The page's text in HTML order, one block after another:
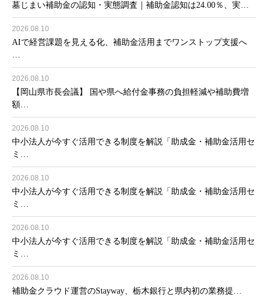
墓じまい補助金の認知・実態調査｜補助金認知は24.00％、実…
2026.08.10
AIで経営課題を見える化、補助金活用までワンストップ支援へ
…
2026.08.10
【岡山県市長会議】 国や県へ給付金事務の負担軽減や補助費増
額…
2026.08.10
中小法人が今すぐ活用できる制度を解説「助成金・補助金活用セ
ミ…
2026.08.10
中小法人が今すぐ活用できる制度を解説「助成金・補助金活用セ
ミ…
2026.08.10
中小法人が今すぐ活用できる制度を解説「助成金・補助金活用セ
ミ…
2026.08.10
補助金クラウド運営のStayway、栃木銀行と県内初の業務提…